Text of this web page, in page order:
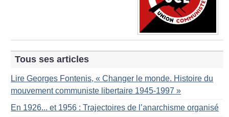
Tous ses articles
Lire Georges Fontenis, « Changer le monde. Histoire du
mouvement communiste libertaire 1945-1997 »
En 1926... et 1956 : Trajectoires de l’anarchisme organisé